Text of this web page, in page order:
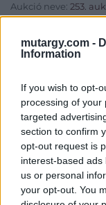
mutargy.com -
Information
If you wish to opt-
processing of your
targeted
section to confirm
opt-out request is
interest-based
us or personal
your opt-out. You
Aukció neve: 253.
Aukció ideje: 18:00
Tételszám: 42
Eladó